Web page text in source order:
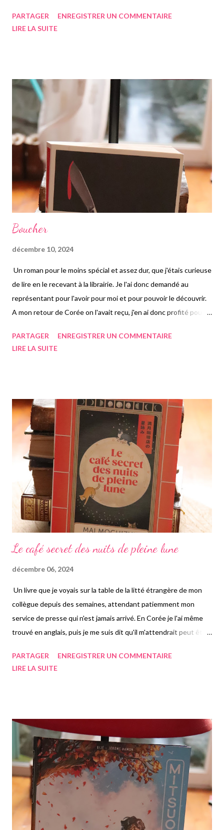
aux clients, mais il arrive que l'inverse soit vrai également, ce qui
n'ayant quasiment rien à manger, étant très pauvres et vivant
difficilement. La bucheronne est une femme n'ayant jamais eu
d'enfant, alors qu'elle aurait aimé partager le trop-plein d'amour
qu'elle possède dans son cœur mais n'a jamais pu. Le couple vit
dans un bois, traversé par une voie de chemin de fer, sur l...
PARTAGER
ENREGISTRER UN COMMENTAIRE
LIRE LA SUITE
Boucher
décembre 10, 2024
Un roman pour le moins spécial et assez dur, que j'étais curieuse
de lire en le recevant à la librairie. Je l'ai donc demandé au
représentant pour l'avoir pour moi et pour pouvoir le découvrir.
A mon retour de Corée on l'avait reçu, j'en ai donc profité pour le
bien occupée, n'ayant pas un temps infini pour lire. J'ai noté pas
américaine imagine une histoire sur Silas Weir, pionnier de la
gyno-psychiatrie, qui exerça son activité de médecin des
décennies durant. Années 1830, notre héros Silas Weir est un
jeune homme ambitieux, se destinant à la médecine. Jeune
homme incompris et peine de réussites et souhaitant l'ad...
PARTAGER
ENREGISTRER UN COMMENTAIRE
LIRE LA SUITE
Le café secret des nuits de pleine lune
décembre 06, 2024
Un livre que je voyais sur la table de la litté étrangère de mon
collègue depuis des semaines, attendant patiemment mon
service de presse qui n'est jamais arrivé. En Corée je l'ai même
trouvé en anglais, puis je me suis dit qu'il m'attendrait peut être
rien reçu... Donc un jour de calme fin novembre, oui ça peut
premier roman traduit en français de l'autrice japonaise Mai
Mochuzuki, née à Hokkaido mais habitant Kyoto. J'ai clairement
choisi le bon livre à lire au travail, car pas très épais et écrit gros,
avec une histoire simple à suivre et pas trop de personnages.
En premier lieu on suit Mizuki Serikawa, une ancienne scén...
PARTAGER
ENREGISTRER UN COMMENTAIRE
LIRE LA SUITE